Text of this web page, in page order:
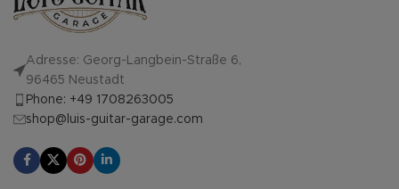
Adresse: Georg-Langbein-Straße 6,
96465 Neustadt
Phone: +49 1708263005
shop@luis-guitar-garage.com